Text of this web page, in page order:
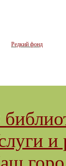
Редкий фонд
и